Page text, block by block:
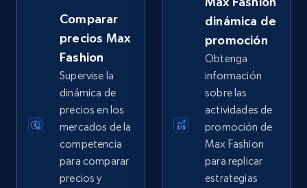
Comenzar ahora
eBay - Gather data on products using
specified keywords
URL, Product id, Title, Seller name, Seller rating,
Seller reviews, Breadcrumbs, Root category, and
2.5K+ Comenzar ahora
Comparar
precios Max
Fashion
Supervise la
dinámica de
precios en los
mercados de la
competencia
para comparar
precios y
dinámica de
promoción
Obtenga
información
sobre las
actividades de
promoción de
Max Fashion
para replicar
estrategias